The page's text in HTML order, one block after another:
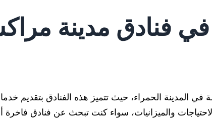
في فنادق مدينة
المدينة الحمراء، حيث تتميز هذه الفنادق بتقديم
والميزانيات، سواء كنت تبحث عن فنادق